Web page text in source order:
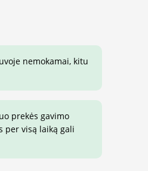
nemokamai, kitu
prekės gavimo
per visą laiką gali